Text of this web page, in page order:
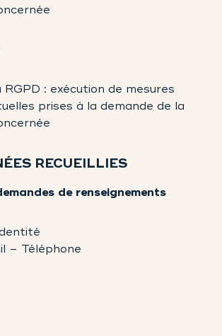
RGPD : exécution de mesures
prises à la demande de la
RECUEILLIES
de renseignements
– Téléphone